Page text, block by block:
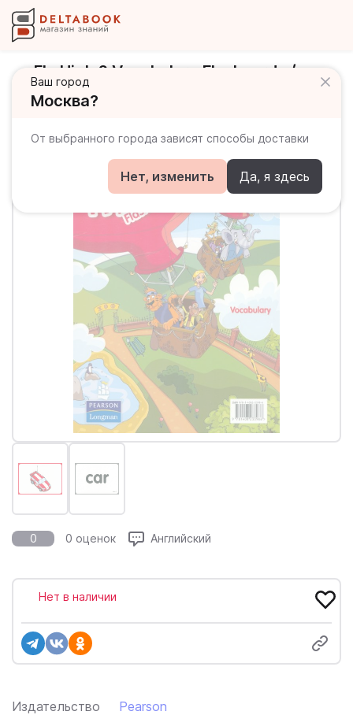
Ваш город
Москва?
От выбранного города зависят способы доставки
Нет, изменить Да, я здесь
Fly High 2 Vocabulary Flashcards /
Словарь в картинках
0 0 оценок Английский
Издательство Pearson
Нет в наличии